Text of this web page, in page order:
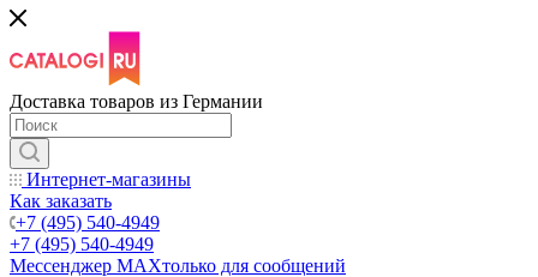
Доставка товаров из Германии
Интернет-магазины
Как заказать
+7 (495) 540-4949
+7 (495) 540-4949
Мессенджер МАХтолько для сообщений